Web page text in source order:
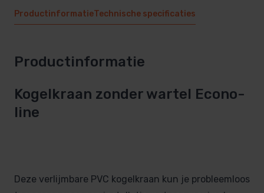
ProductinformatieTechnische specificaties
Productinformatie
Kogelkraan zonder wartel Econo-
line
Deze verlijmbare PVC kogelkraan kun je probleemloos